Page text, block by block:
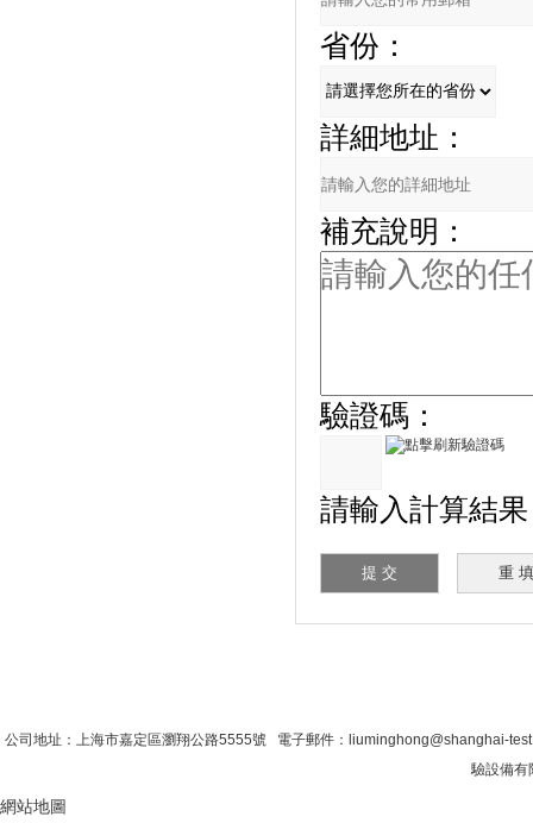
省份：
詳細地址：
補充說明：
驗證碼：
請輸入計算結果
公司地址：上海市嘉定區瀏翔公路5555號 電子郵件：liuminghong@shanghai-
驗設備有
網站地圖